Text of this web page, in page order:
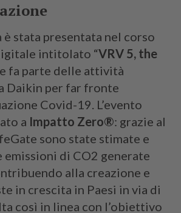
è stata presentata nel corso
intitolato “VRV 5, the
fa parte delle attività
Daikin per far fronte
Covid-19. L’evento
a Impatto Zero®: grazie al
sono state stimate e
emissioni di CO2 generate
alla creazione e
in crescita in Paesi in via di
così in linea con l’obiettivo